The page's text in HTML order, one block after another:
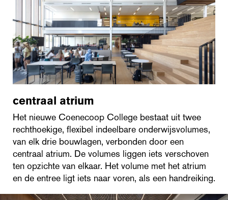
centraal atrium
Het nieuwe Coenecoop College bestaat uit twee
rechthoekige, flexibel indeelbare onderwijsvolumes,
van elk drie bouwlagen, verbonden door een
centraal atrium. De volumes liggen iets verschoven
ten opzichte van elkaar. Het volume met het atrium
en de entree ligt iets naar voren, als een handreiking.